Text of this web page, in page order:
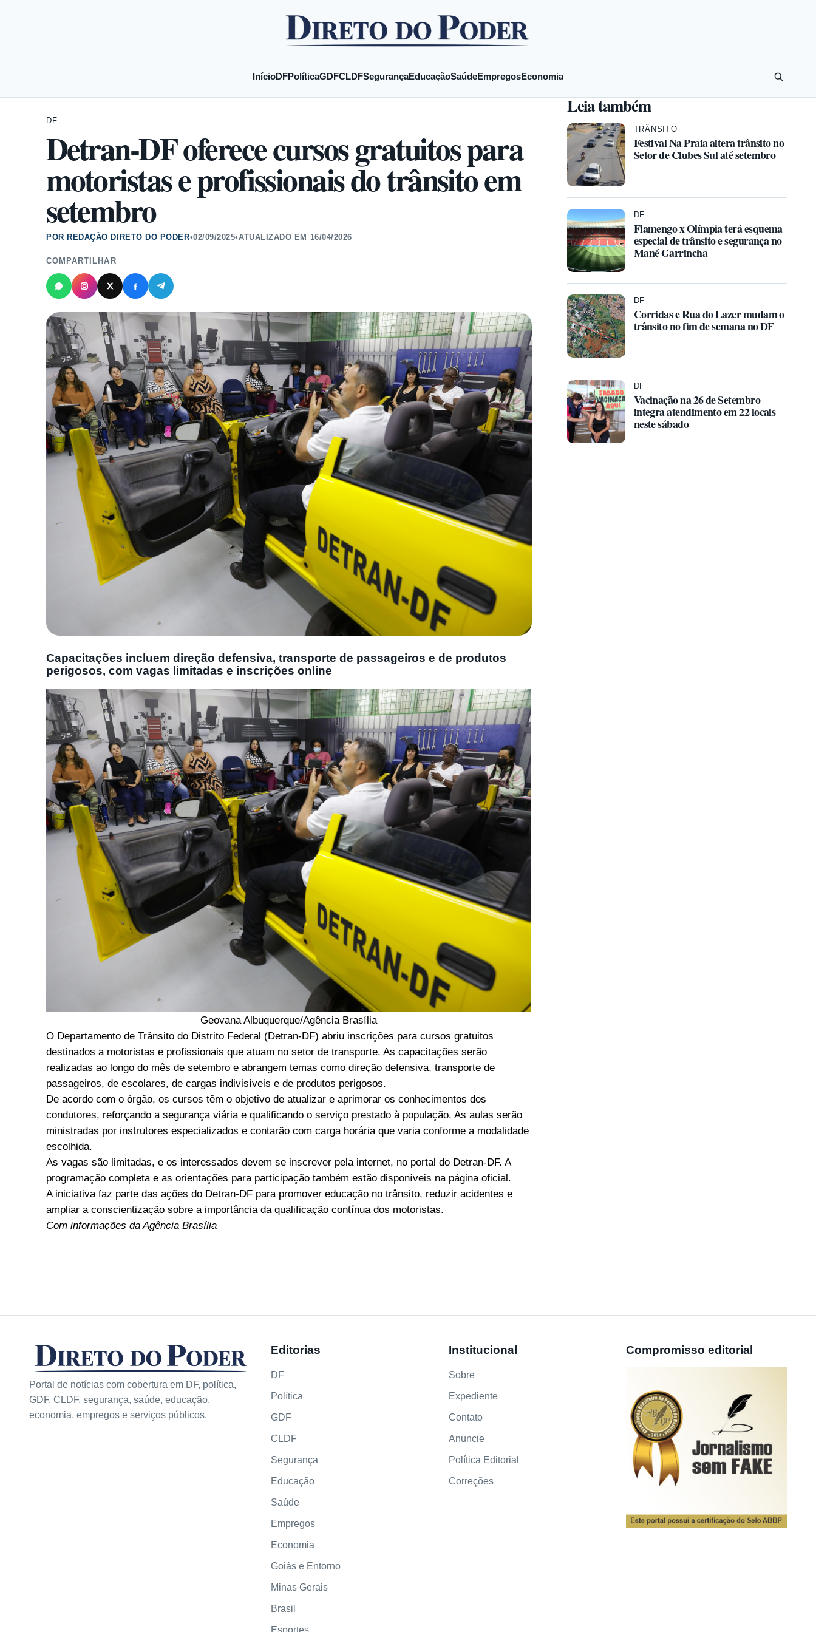
InícioDFPolíticaGDFCLDFSegurançaEducaçãoSaúdeEmpregosEconomia
DF
Detran-DF oferece cursos gratuitos para
motoristas e profissionais do trânsito em
setembro
POR REDAÇÃO DIRETO DO PODER•02/09/2025•ATUALIZADO EM 16/04/2026
COMPARTILHAR
Capacitações incluem direção defensiva, transporte de passageiros e de produtos
perigosos, com vagas limitadas e inscrições online
Geovana Albuquerque/Agência Brasília
O Departamento de Trânsito do Distrito Federal (Detran-DF) abriu inscrições para cursos gratuitos
destinados a motoristas e profissionais que atuam no setor de transporte. As capacitações serão
realizadas ao longo do mês de setembro e abrangem temas como direção defensiva, transporte de
passageiros, de escolares, de cargas indivisíveis e de produtos perigosos.
De acordo com o órgão, os cursos têm o objetivo de atualizar e aprimorar os conhecimentos dos
condutores, reforçando a segurança viária e qualificando o serviço prestado à população. As aulas serão
ministradas por instrutores especializados e contarão com carga horária que varia conforme a modalidade
escolhida.
As vagas são limitadas, e os interessados devem se inscrever pela internet, no portal do Detran-DF. A
programação completa e as orientações para participação também estão disponíveis na página oficial.
A iniciativa faz parte das ações do Detran-DF para promover educação no trânsito, reduzir acidentes e
ampliar a conscientização sobre a importância da qualificação contínua dos motoristas.
Com informações da Agência Brasília
Leia também
TRÂNSITO
Festival Na Praia altera trânsito no
Setor de Clubes Sul até setembro
DF
Flamengo x Olímpia terá esquema
especial de trânsito e segurança no
Mané Garrincha
DF
Corridas e Rua do Lazer mudam o
trânsito no fim de semana no DF
DF
Vacinação na 26 de Setembro
integra atendimento em 22 locais
neste sábado
Portal de notícias com cobertura em DF, política,
GDF, CLDF, segurança, saúde, educação,
economia, empregos e serviços públicos.
Editorias
DF
Política
GDF
CLDF
Segurança
Educação
Saúde
Empregos
Economia
Goiás e Entorno
Minas Gerais
Brasil
Esportes
Institucional
Sobre
Expediente
Contato
Anuncie
Política Editorial
Correções
Compromisso editorial